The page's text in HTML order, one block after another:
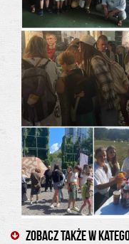
Zobacz także w